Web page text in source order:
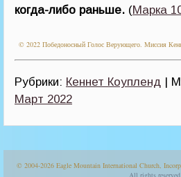
когда-либо раньше. (Марка
© 2022 Победоносный Голос Верующего. Миссия
Рубрики: Кеннет Коупленд |
Март 2022
© 2004-2026 Eagle Mountain International Church,
All rights reserved.